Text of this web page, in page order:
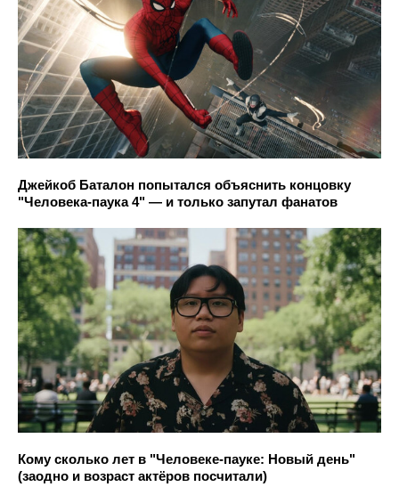
Джейкоб Баталон попытался объяснить концовку
"Человека-паука 4" — и только запутал фанатов
Кому сколько лет в "Человеке-пауке: Новый день"
(заодно и возраст актёров посчитали)